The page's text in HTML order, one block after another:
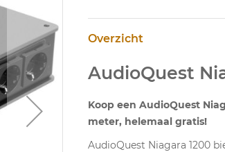
Overzicht
AudioQuest
Koop een AudioQuest
meter, helemaal gratis!
AudioQuest Niagara 1200